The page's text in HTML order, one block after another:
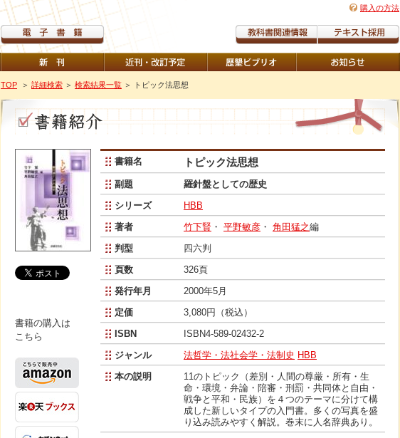
購入の方法
TOP ＞ 詳細検索 ＞ 検索結果一覧 ＞ トピック法思想
書籍の購入は
こちら
書籍名 トピック法思想
副題
羅針盤としての歴史
シリーズ
HBB
著者
竹下賢 ・ 平野敏彦 ・ 角田猛之編
判型
四六判
頁数
326頁
発行年月
2000年5月
定価
3,080円（税込）
ISBN
ISBN4-589-02432-2
ジャンル
法哲学・法社会学・法制史 HBB
本の説明
11のトピック（差別・人間の尊厳・所有・生
命・環境・弁論・陪審・刑罰・共同体と自由・
戦争と平和・民族）を４つのテーマに分けて構
成した新しいタイプの入門書。多くの写真を盛
り込み読みやすく解説。巻末に人名辞典あり。